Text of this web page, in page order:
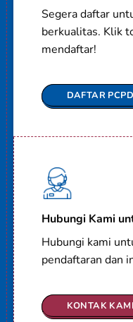
Segera daftar
berkualitas. Klik
mendaftar!
DAFTAR
Hubungi Kami
Hubungi kami
pendaftaran dan
KONTAK KAMI